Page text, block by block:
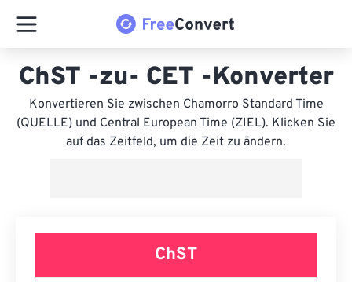
ChST -zu- CET -Konverter
Konvertieren Sie zwischen Chamorro Standard Time
(QUELLE) und Central European Time (ZIEL). Klicken Sie
auf das Zeitfeld, um die Zeit zu ändern.
ChST